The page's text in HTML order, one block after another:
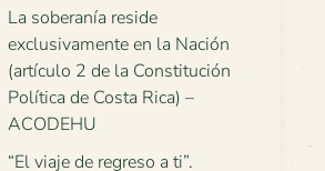
La soberanía reside
exclusivamente en la Nación
(artículo 2 de la Constitución
Política de Costa Rica) –
ACODEHU
“El viaje de regreso a ti”.